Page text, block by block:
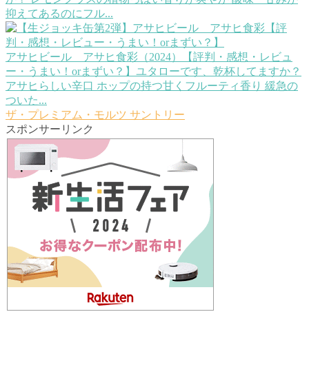
抑えてあるのにフル...
アサヒビール アサヒ食彩（2024）【評判・感想・レビュ
ー・うまい！orまずい？】 ユタローです、乾杯してますか？
アサヒらしい辛口 ホップの持つ甘くフルーティ香り 緩急の
ついた...
ザ・プレミアム・モルツ サントリー
スポンサーリンク